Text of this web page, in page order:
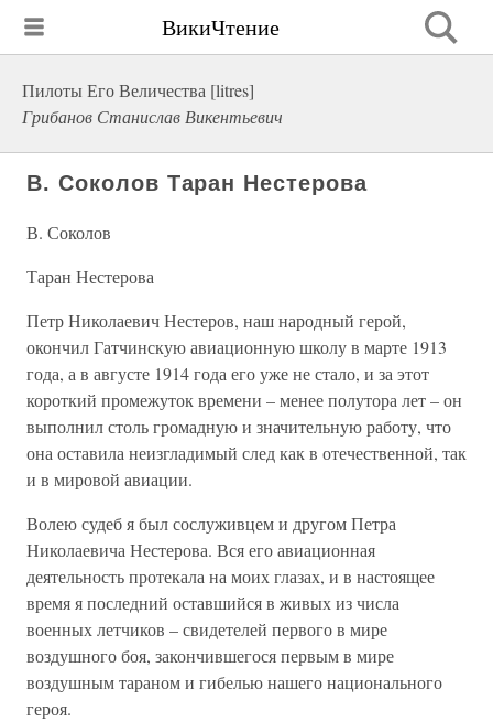
ВикиЧтение
Пилоты Его Величества [litres]
Грибанов Станислав Викентьевич
В. Соколов Таран Нестерова
В. Соколов
Таран Нестерова
Петр Николаевич Нестеров, наш народный герой,
окончил Гатчинскую авиационную школу в марте 1913
года, а в августе 1914 года его уже не стало, и за этот
короткий промежуток времени – менее полутора лет – он
выполнил столь громадную и значительную работу, что
она оставила неизгладимый след как в отечественной, так
и в мировой авиации.
Волею судеб я был сослуживцем и другом Петра
Николаевича Нестерова. Вся его авиационная
деятельность протекала на моих глазах, и в настоящее
время я последний оставшийся в живых из числа
военных летчиков – свидетелей первого в мире
воздушного боя, закончившегося первым в мире
воздушным тараном и гибелью нашего национального
героя.